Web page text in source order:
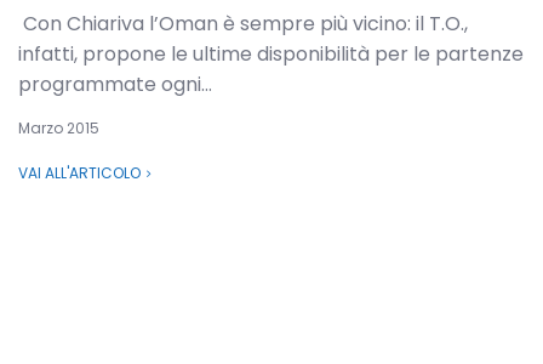
Con Chiariva l’Oman è sempre più vicino: il T.O.,
infatti, propone le ultime disponibilità per le partenze
programmate ogni...
Marzo 2015
VAI ALL'ARTICOLO